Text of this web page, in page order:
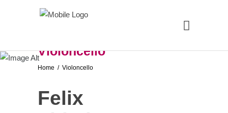
Violoncello
Home / Violoncello
Felix